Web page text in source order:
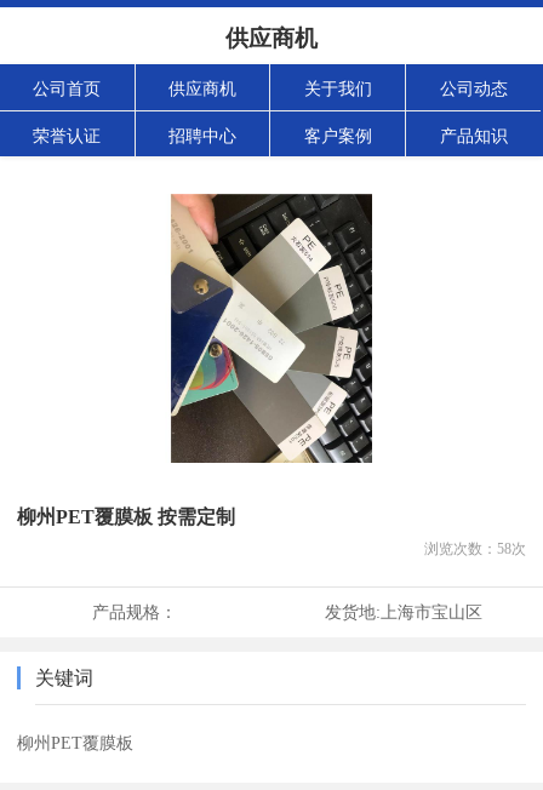
供应商机
公司首页 供应商机 关于我们 公司动态
荣誉认证 招聘中心 客户案例 产品知识
柳州PET覆膜板 按需定制
浏览次数： 58次
产品规格： 发货地: 上海市宝山区
关键词
柳州PET覆膜板